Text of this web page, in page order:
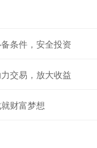
条件，安全投资
交易，放大收益
财富梦想